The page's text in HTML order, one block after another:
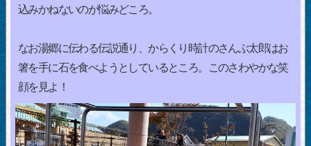
込みかねないのが悩みどころ。
なお湯郷に伝わる伝説通り、からくり時計のさんぶ太郎はお
箸を手に石を食べようとしているところ。このさわやかな笑
顔を見よ！